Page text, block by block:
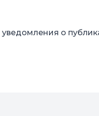
уведомления о